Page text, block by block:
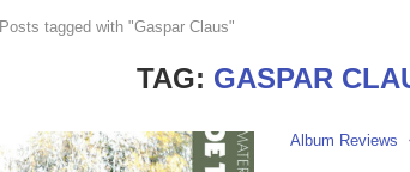
Posts tagged with "Gaspar Claus"
TAG: GASPAR
Album Reviews